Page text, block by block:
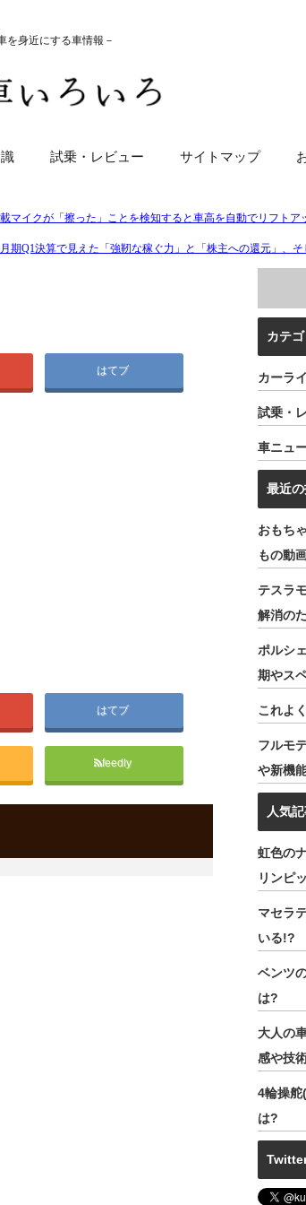
を身近にする車情報－
試乗・レビュー サイトマップ
はてブ
はてブ
feedly
カテ
カーラ
試乗・
車ニュ
最近
おもち
もの動
テスラ
解消の
ポルシ
期やス
これよ
フルモ
や新機
人気
虹色の
リンピ
マセラ
いる!?
ベンツ
は?
大人の
感や技
4輪操舵
は?